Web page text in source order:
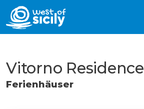
Vitorno Residence
Ferienhäuser